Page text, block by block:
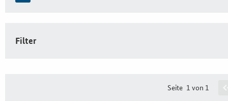
Filter
Seite 1 von 1